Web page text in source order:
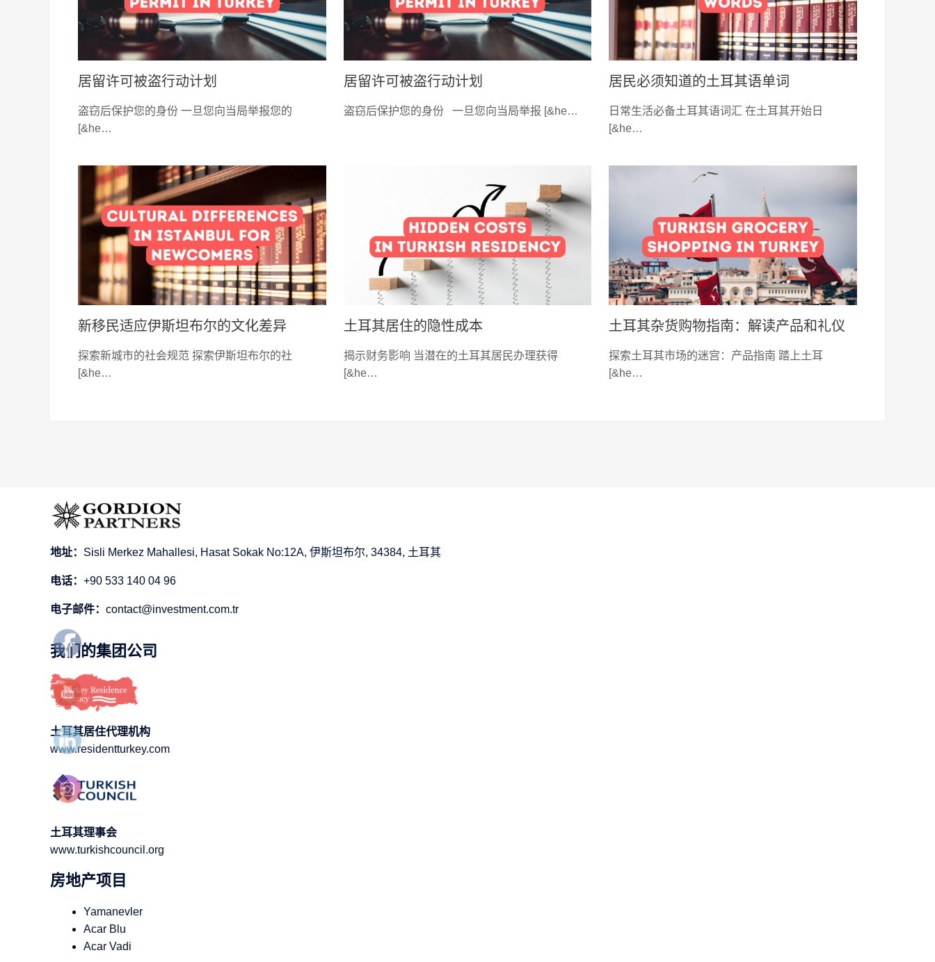
居留许可被盗行动计划
盗窃后保护您的身份 一旦您向当局举报您的
[&he…
居留许可被盗行动计划
盗窃后保护您的身份 一旦您向当局举报 [&he…
居民必须知道的土耳其语单词
日常生活必备土耳其语词汇 在土耳其开始日
[&he…
新移民适应伊斯坦布尔的文化差异
探索新城市的社会规范 探索伊斯坦布尔的社
[&he…
土耳其居住的隐性成本
揭示财务影响 当潜在的土耳其居民办理获得
[&he…
土耳其杂货购物指南：解读产品和礼仪
探索土耳其市场的迷宫：产品指南 踏上土耳
[&he…
地址： Sisli Merkez Mahallesi, Hasat Sokak No:12A, 伊斯坦布尔, 34384, 土耳其
电话： +90 533 140 04 96
电子邮件： contact@investment.com.tr
我们的集团公司
土耳其居住代理机构
www.residentturkey.com
土耳其理事会
www.turkishcouncil.org
房地产项目
Yamanevler
Acar Blu
Acar Vadi